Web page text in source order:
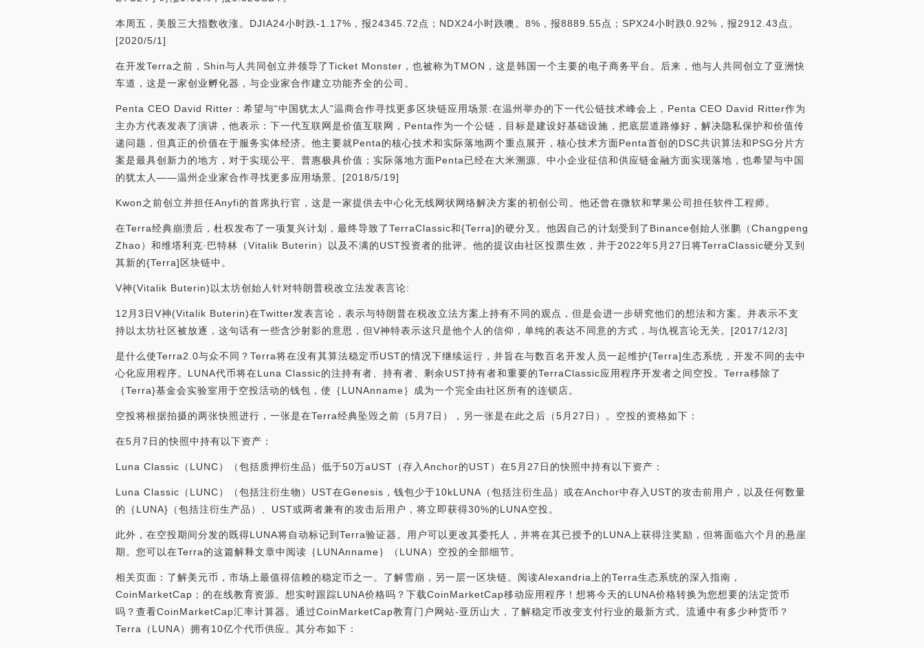
本周五，美股三大指数收涨。DJIA24小时跌-1.17%，报24345.72点；NDX24小时跌噢。8%，报8889.55点；SPX24小时跌0.92%，报2912.43点。
[2020/5/1]
在开发Terra之前，Shin与人共同创立并领导了Ticket Monster，也被称为TMON，这是韩国一个主要的电子商务平台。后来，他与人共同创立了亚洲快
车道，这是一家创业孵化器，与企业家合作建立功能齐全的公司。
Penta CEO David Ritter：希望与“中国犹太人”温商合作寻找更多区块链应用场景:在温州举办的下一代公链技术峰会上，Penta CEO David Ritter作为
主办方代表发表了演讲，他表示：下一代互联网是价值互联网，Penta作为一个公链，目标是建设好基础设施，把底层道路修好，解决隐私保护和价值传
递问题，但真正的价值在于服务实体经济。他主要就Penta的核心技术和实际落地两个重点展开，核心技术方面Penta首创的DSC共识算法和PSG分片方
案是最具创新力的地方，对于实现公平、普惠极具价值；实际落地方面Penta已经在大米溯源、中小企业征信和供应链金融方面实现落地，也希望与中国
的犹太人——温州企业家合作寻找更多应用场景。[2018/5/19]
Kwon之前创立并担任Anyfi的首席执行官，这是一家提供去中心化无线网状网络解决方案的初创公司。他还曾在微软和苹果公司担任软件工程师。
在Terra经典崩溃后，杜权发布了一项复兴计划，最终导致了TerraClassic和{Terra]的硬分叉。他因自己的计划受到了Binance创始人张鹏（Changpeng
Zhao）和维塔利克·巴特林（Vitalik Buterin）以及不满的UST投资者的批评。他的提议由社区投票生效，并于2022年5月27日将TerraClassic硬分叉到
其新的{Terra]区块链中。
V神(Vitalik Buterin)以太坊创始人针对特朗普税改立法发表言论:
12月3日V神(Vitalik Buterin)在Twitter发表言论，表示与特朗普在税改立法方案上持有不同的观点，但是会进一步研究他们的想法和方案。并表示不支
持以太坊社区被放逐，这句话有一些含沙射影的意思，但V神特表示这只是他个人的信仰，单纯的表达不同意的方式，与仇视言论无关。[2017/12/3]
是什么使Terra2.0与众不同？Terra将在没有其算法稳定币UST的情况下继续运行，并旨在与数百名开发人员一起维护{Terra]生态系统，开发不同的去中
心化应用程序。LUNA代币将在Luna Classic的注持有者、持有者、剩余UST持有者和重要的TerraClassic应用程序开发者之间空投。Terra移除了
｛Terra}基金会实验室用于空投活动的钱包，使｛LUNAnname｝成为一个完全由社区所有的连锁店。
空投将根据拍摄的两张快照进行，一张是在Terra经典坠毁之前（5月7日），另一张是在此之后（5月27日）。空投的资格如下：
在5月7日的快照中持有以下资产：
Luna Classic（LUNC）（包括质押衍生品）低于50万aUST（存入Anchor的UST）在5月27日的快照中持有以下资产：
Luna Classic（LUNC）（包括注衍生物）UST在Genesis，钱包少于10kLUNA（包括注衍生品）或在Anchor中存入UST的攻击前用户，以及任何数量
的｛LUNA}（包括注衍生产品）、UST或两者兼有的攻击后用户，将立即获得30%的LUNA空投。
此外，在空投期间分发的既得LUNA将自动标记到Terra验证器。用户可以更改其委托人，并将在其已授予的LUNA上获得注奖励，但将面临六个月的悬崖
期。您可以在Terra的这篇解释文章中阅读｛LUNAnname｝（LUNA）空投的全部细节。
相关页面：了解美元币，市场上最值得信赖的稳定币之一。了解雪崩，另一层一区块链。阅读Alexandria上的Terra生态系统的深入指南，
CoinMarketCap；的在线教育资源。想实时跟踪LUNA价格吗？下载CoinMarketCap移动应用程序！想将今天的LUNA价格转换为您想要的法定货币
吗？查看CoinMarketCap汇率计算器。通过CoinMarketCap教育门户网站-亚历山大，了解稳定币改变支付行业的最新方式。流通中有多少种货币？
Terra（LUNA）拥有10亿个代币供应。其分布如下：